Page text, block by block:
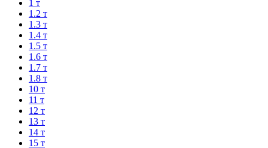
1 т
1.2 т
1.3 т
1.4 т
1.5 т
1.6 т
1.7 т
1.8 т
10 т
11 т
12 т
13 т
14 т
15 т